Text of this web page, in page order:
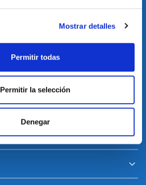
Mostrar detalles
Permitir todas
Permitir la selección
Denegar